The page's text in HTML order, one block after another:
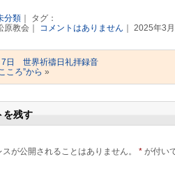
分類 ｜ タグ：
原教会｜ コメントはありません ｜ 2025年3
7日 世界祈禱日礼拝録音
ころ”から »
を残す
スが公開されることはありません。 * が付い